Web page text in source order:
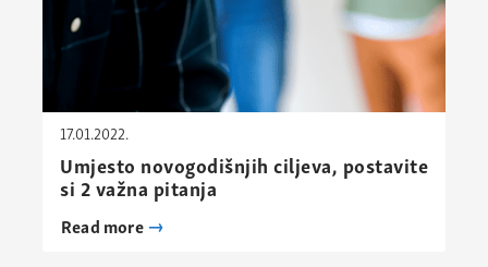
17.01.2022.
Umjesto novogodišnjih ciljeva, postavite
si 2 važna pitanja
Read more